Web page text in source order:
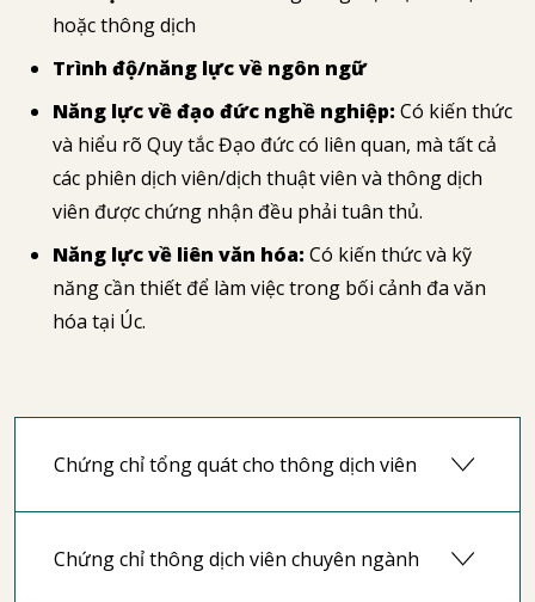
hoặc thông dịch
Trình độ/năng lực về ngôn ngữ
Năng lực về đạo đức nghề nghiệp: Có kiến thức
và hiểu rõ Quy tắc Đạo đức có liên quan, mà tất cả
các phiên dịch viên/dịch thuật viên và thông dịch
viên được chứng nhận đều phải tuân thủ.
Năng lực về liên văn hóa: Có kiến thức và kỹ
năng cần thiết để làm việc trong bối cảnh đa văn
hóa tại Úc.
Chứng chỉ tổng quát cho thông dịch viên
Chứng chỉ thông dịch viên chuyên ngành